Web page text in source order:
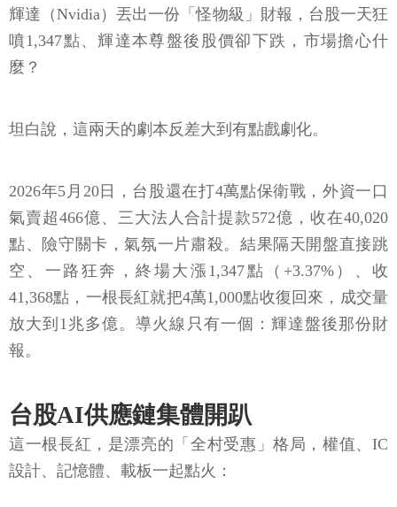
輝達（Nvidia）丟出一份「怪物級」財報，台股一天狂
噴1,347點、輝達本尊盤後股價卻下跌，市場擔心什
麼？
坦白說，這兩天的劇本反差大到有點戲劇化。
2026年5月20日，台股還在打4萬點保衛戰，外資一口
氣賣超466億、三大法人合計提款572億，收在40,020
點、險守關卡，氣氛一片肅殺。結果隔天開盤直接跳
空、一路狂奔，終場大漲1,347點（+3.37%）、收
41,368點，一根長紅就把4萬1,000點收復回來，成交量
放大到1兆多億。導火線只有一個：輝達盤後那份財
報。
台股AI供應鏈集體開趴
這一根長紅，是漂亮的「全村受惠」格局，權值、IC
設計、記憶體、載板一起點火：